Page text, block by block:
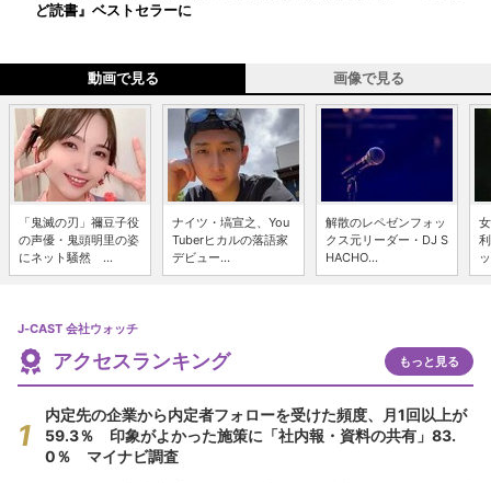
ど読書』ベストセラーに
動画で見る 画像で見る
「鬼滅の刃」禰豆子役
の声優・鬼頭明里の姿
にネット騒然 ...
ナイツ・塙宣之、You
Tuberヒカルの落語家
デビュー...
解散のレペゼンフォッ
クス元リーダー・DJ S
HACHO...
J-CAST 会社ウォッチ
アクセスランキング もっと見る
内定先の企業から内定者フォローを受けた頻度、月1回以上が
59.3％ 印象がよかった施策に「社内報・資料の共有」83.
0％ マイナビ調査